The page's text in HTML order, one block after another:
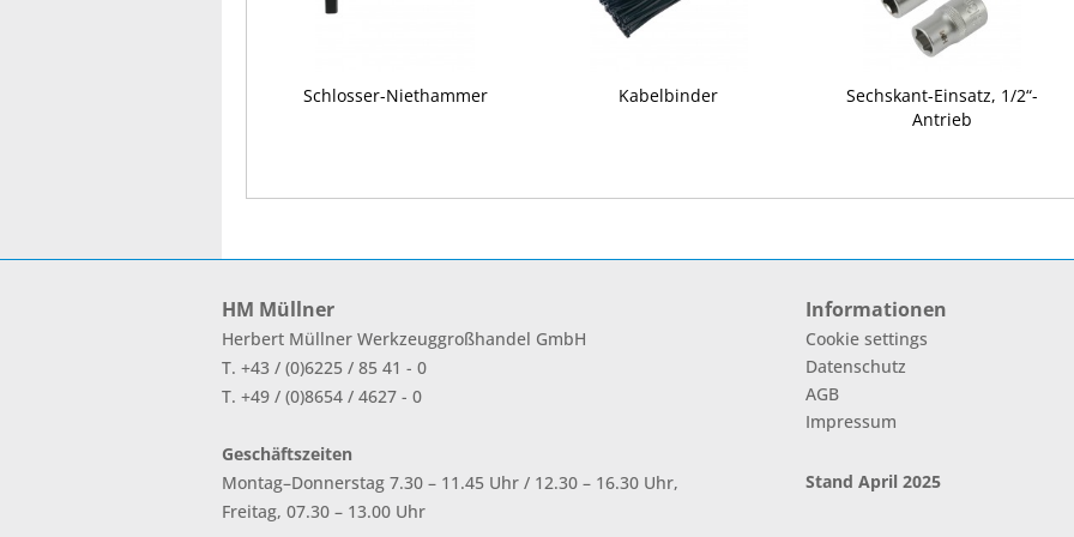
Schlosser-Niethammer Kabelbinder
Sechskant-Einsatz, 1/2“-
Antrieb
HM Müllner
Herbert Müllner Werkzeuggroßhandel GmbH
T. +43 / (0)6225 / 85 41 - 0
T. +49 / (0)8654 / 4627 - 0
Geschäftszeiten
Montag–Donnerstag 7.30 – 11.45 Uhr / 12.30 – 16.30 Uhr,
Freitag, 07.30 – 13.00 Uhr
Informationen
Cookie settings
Datenschutz
AGB
Impressum
Stand April 2025